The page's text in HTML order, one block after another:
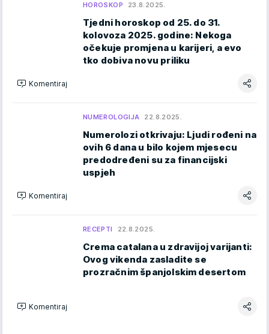
HOROSKOP 23.8.2025.
Tjedni horoskop od 25. do 31.
kolovoza 2025. godine: Nekoga
očekuje promjena u karijeri, a evo
tko dobiva novu priliku
Komentiraj
NUMEROLOGIJA 22.8.2025.
Numerolozi otkrivaju: Ljudi rođeni na
ovih 6 dana u bilo kojem mjesecu
predodređeni su za financijski
uspjeh
Komentiraj
RECEPTI 22.8.2025.
Crema catalana u zdravijoj varijanti:
Ovog vikenda zasladite se
prozračnim španjolskim desertom
Komentiraj